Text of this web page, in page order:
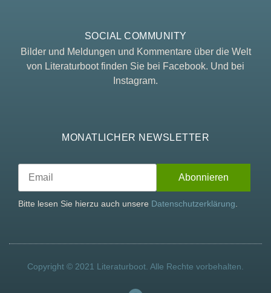
SOCIAL COMMUNITY
Bilder und Meldungen und Kommentare über die Welt
von Literaturboot finden Sie bei Facebook. Und bei
Instagram.
MONATLICHER NEWSLETTER
Bitte lesen Sie hierzu auch unsere Datenschutzerklärung.
Copyright © 2021 Literaturboot. Alle Rechte vorbehalten.